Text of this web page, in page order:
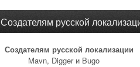
Создателям русской
Создателям русской локализации
Mavn, Digger и Bugo